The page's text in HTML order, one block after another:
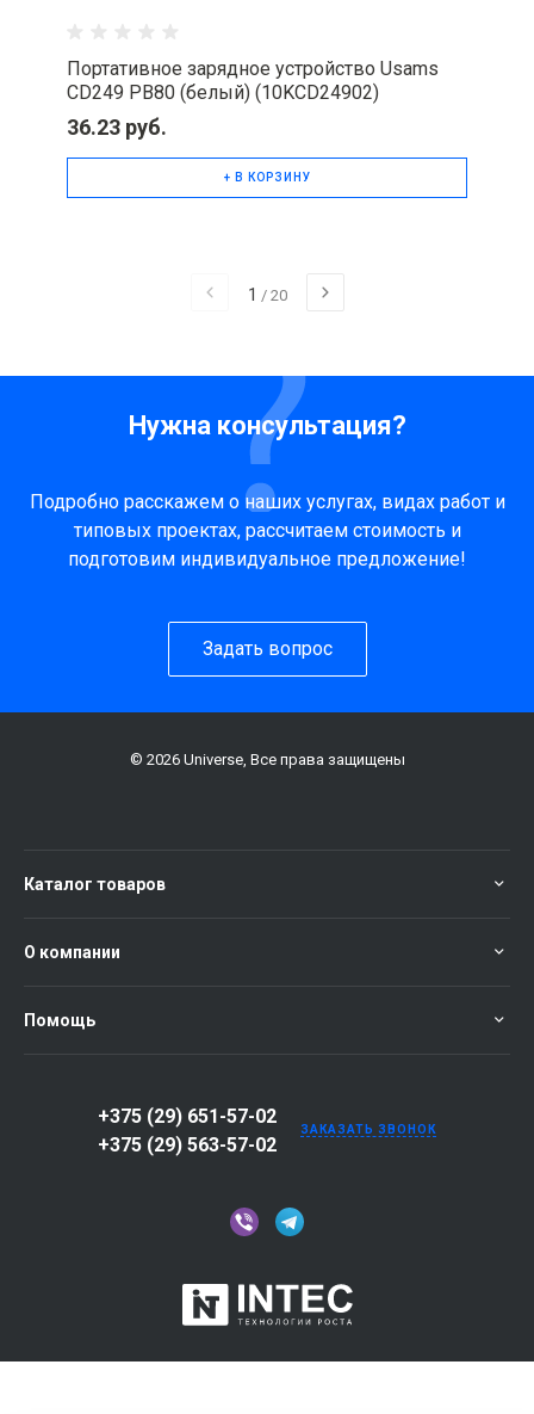
Портативное зарядное устройство Usams
CD249 PB80 (белый) (10KCD24902)
36.23 руб.
+ В КОРЗИНУ
1 / 20
Нужна консультация?
Подробно расскажем о наших услугах, видах работ и
типовых проектах, рассчитаем стоимость и
подготовим индивидуальное предложение!
Задать вопрос
© 2026 Universe, Все права защищены
Каталог товаров
О компании
Помощь
+375 (29) 651-57-02
+375 (29) 563-57-02
ЗАКАЗАТЬ ЗВОНОК